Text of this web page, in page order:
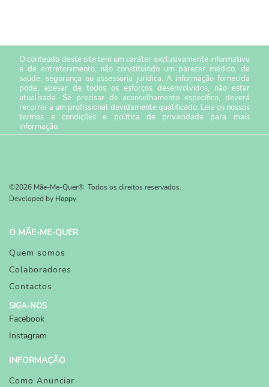
O conteúdo deste site tem um caráter exclusivamente informativo
e de entretenimento, não constituindo um parecer médico, de
saúde, segurança ou assessoria jurídica. A informação fornecida
pode, apesar de todos os esforços desenvolvidos, não estar
atualizada. Se precisar de aconselhamento específico, deverá
recorrer a um profissional devidamente qualificado. Leia os nossos
termos e condiçõese política de privacidade para mais
informação.
©2026 Mãe-Me-Quer®. Todos os direitos reservados.
Developed by Happy
O MÃE-ME-QUER
Quem somos
Colaboradores
Contactos
SIGA-NOS
Facebook
Instagram
INFORMAÇÃO
Como Anunciar